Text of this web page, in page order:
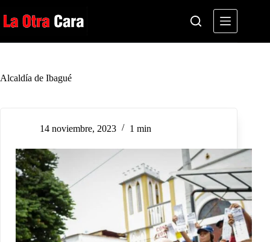
al
contenido
Alcaldía de Ibagué
14 noviembre, 2023 1 min